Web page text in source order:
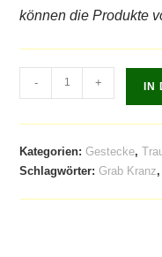
können die Produkte
- + IN
Kategorien:Gestecke,
Schlagwörter:Grab Kranz